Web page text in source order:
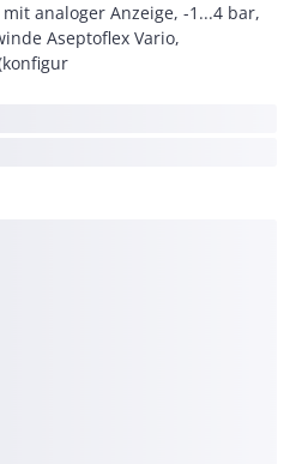
analoger Anzeige, -1...4 bar,
Aseptoflex Vario,